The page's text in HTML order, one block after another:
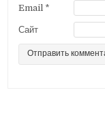
мEmail *
Сайт